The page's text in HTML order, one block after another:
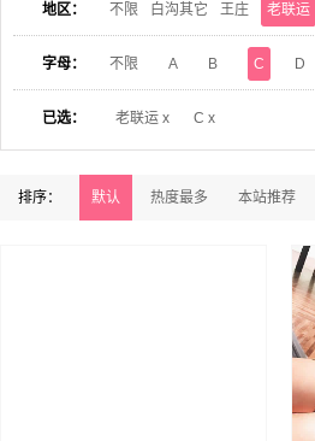
地区： 不限 白沟其它 王庄 老联运
字母： 不限 A B C D
已选： 老联运 x C x
排序： 默认 热度最多 本站推荐